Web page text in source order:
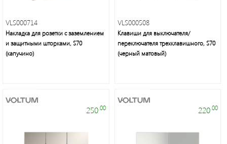
VLS000714
Накладка для розетки с заземлением
и защитными шторками, S70
(капучино)
VLS000508
Клавиши для выключателя/
переключателя трехклавишного, S70
(черный матовый)
250.00 220.00